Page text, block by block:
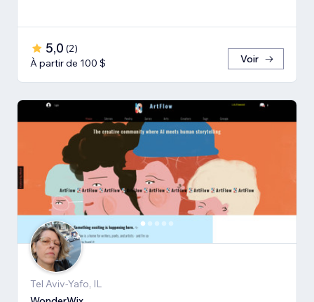
5,0 (2)
À partir de 100 $
Voir
Tel Aviv-Yafo, IL